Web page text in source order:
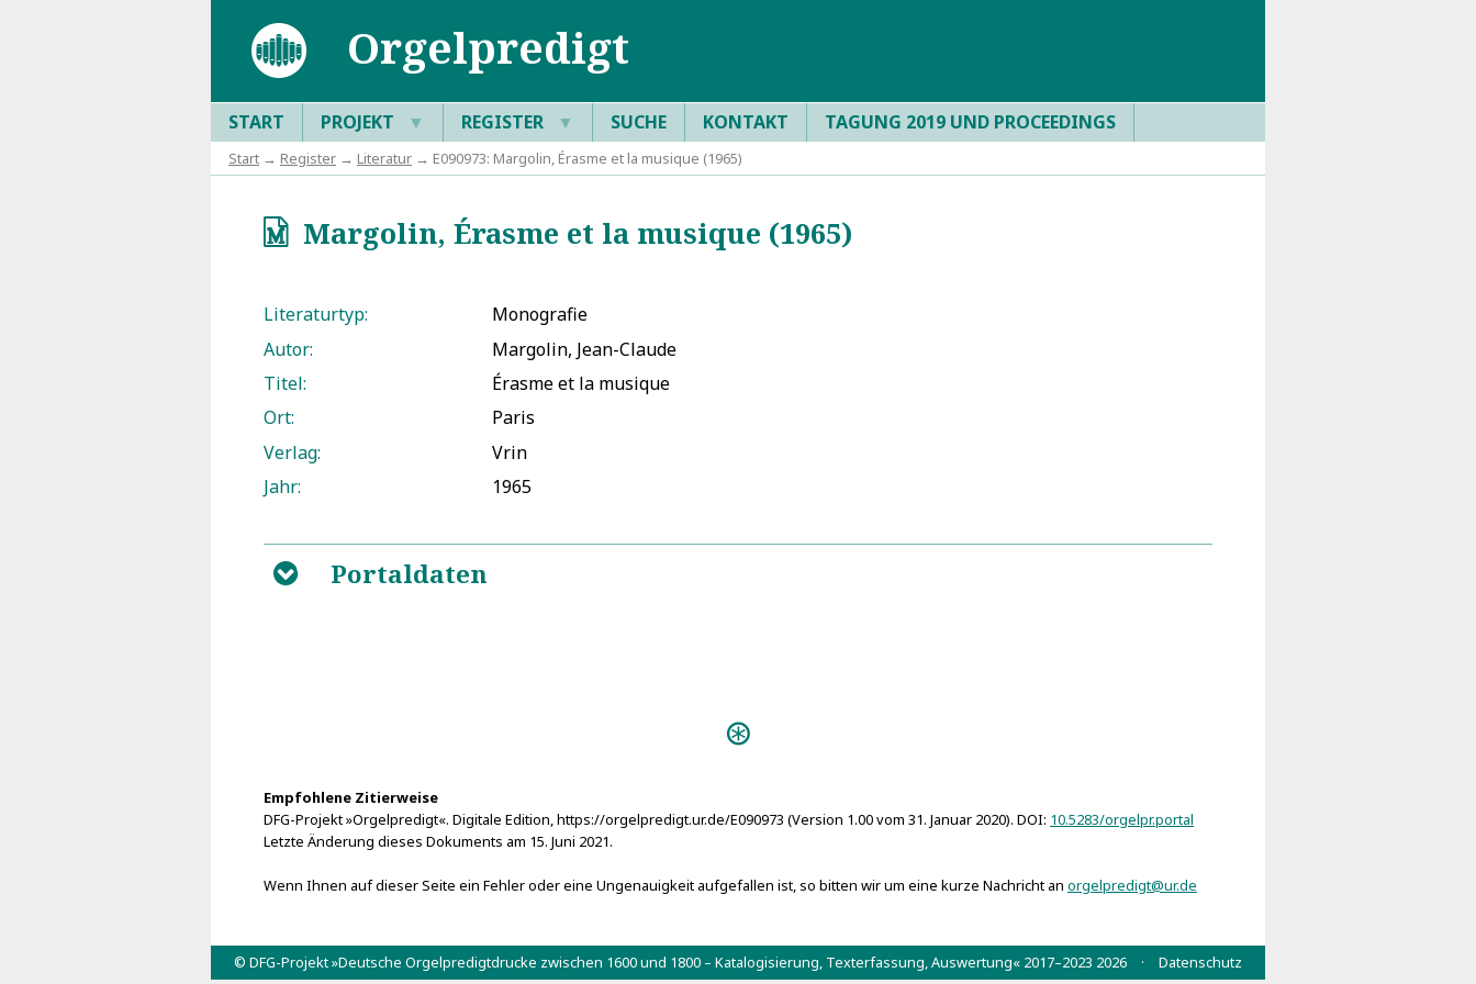
Orgelpredigt
START PROJEKT ▼ REGISTER ▼ SUCHE KONTAKT TAGUNG 2019 UND PROCEEDINGS
Start → Register → Literatur → E090973: Margolin, Érasme et la musique (1965)
q Margolin, Érasme et la musique (1965)
Literaturtyp:
Monografie
Autor:
Margolin, Jean-Claude
Titel:
Érasme et la musique
Ort:
Paris
Verlag:
Vrin
Jahr:
1965
B Portaldaten
Empfohlene Zitierweise
DFG-Projekt »Orgelpredigt«. Digitale Edition, https://orgelpredigt.ur.de/E090973 (Version 1.00 vom 31. Januar 2020). DOI: 10.5283/orgelpr.portal
Letzte Änderung dieses Dokuments am 15. Juni 2021.
Wenn Ihnen auf dieser Seite ein Fehler oder eine Ungenauigkeit aufgefallen ist, so bitten wir um eine kurze Nachricht an orgelpredigt@ur.de
© DFG-Projekt »Deutsche Orgelpredigtdrucke zwischen 1600 und 1800 – Katalogisierung, Texterfassung, Auswertung« 2017–2023 2026 · Datenschutz